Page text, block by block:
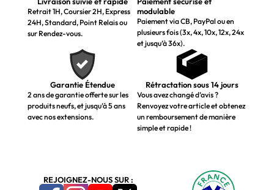
Retrait 1H, Coursier 2H, Express
24H, Standard, Point Relais ou
sur Rendez-vous.
modulable
Paiement via CB, PayPal ou en
plusieurs fois (3x, 4x, 10x, 12x, 24x
et jusqu’à 36x).
Garantie Étendue
2 ans de garantie offerte sur les
produits neufs, et jusqu’à 5 ans
avec nos extensions.
Rétractation sous 14 jours
Vous avez changé d’avis ?
Renvoyez votre article et obtenez
un remboursement de manière
simple et rapide !
REJOIGNEZ-NOUS SUR :